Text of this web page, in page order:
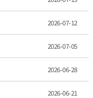
2026-07-12
2026-07-05
2026-06-28
2026-06-21